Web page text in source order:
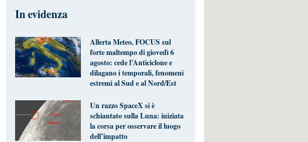
In evidenza
Allerta Meteo, FOCUS sul
forte maltempo di giovedì 6
agosto: cede l’Anticiclone e
dilagano i temporali, fenomeni
estremi al Sud e al Nord/Est
Un razzo SpaceX si è
schiantato sulla Luna: iniziata
la corsa per osservare il luogo
dell’impatto